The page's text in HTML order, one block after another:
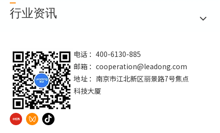
行业资讯
电话 ：400-6130-885
邮箱 ： cooperation@leadong.com
地址 ：南京市江北新区丽景路7号焦点
科技大厦